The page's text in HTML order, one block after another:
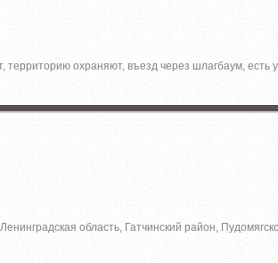
территорию охраняют, въезд через шлагбаум, есть
область, Гатчинский район,